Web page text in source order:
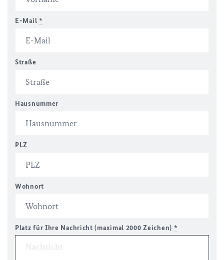
E-Mail *
Straße
Hausnummer
PLZ
Wohnort
Platz für Ihre Nachricht (maximal 2000 Zeichen) *